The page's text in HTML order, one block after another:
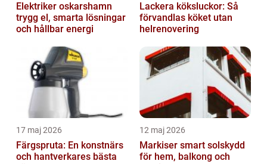
Elektriker oskarshamn
trygg el, smarta lösningar
och hållbar energi
Lackera köksluckor: Så
förvandlas köket utan
helrenovering
17 maj 2026
Färgspruta: En konstnärs
och hantverkares bästa
12 maj 2026
Markiser smart solskydd
för hem, balkong och